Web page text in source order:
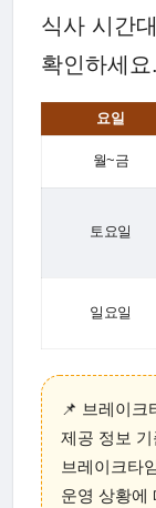
식사 시간
확인하세요.
요일
월~금
토요일
일요일
📌 브레이크
제공 정보
브레이크타
운영 상황에